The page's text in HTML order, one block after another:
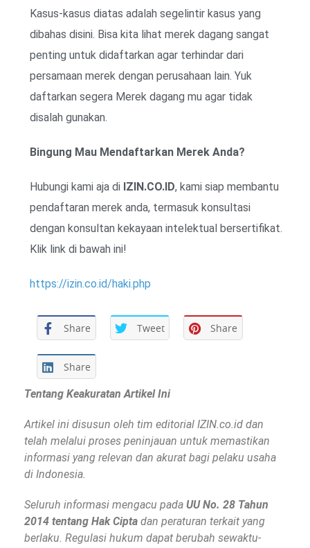
Kasus-kasus diatas adalah segelintir kasus yang
dibahas disini. Bisa kita lihat merek dagang sangat
penting untuk didaftarkan agar terhindar dari
persamaan merek dengan perusahaan lain. Yuk
daftarkan segera Merek dagang mu agar tidak
disalah gunakan.
Bingung Mau Mendaftarkan Merek Anda?
Hubungi kami aja di IZIN.CO.ID, kami siap membantu
pendaftaran merek anda, termasuk konsultasi
dengan konsultan kekayaan intelektual bersertifikat.
Klik link di bawah ini!
https://izin.co.id/haki.php
Share Tweet Share
Share
Tentang Keakuratan Artikel Ini
Artikel ini disusun oleh tim editorial IZIN.co.id dan
telah melalui proses peninjauan untuk memastikan
informasi yang relevan dan akurat bagi pelaku usaha
di Indonesia.
Seluruh informasi mengacu pada UU No. 28 Tahun
2014 tentang Hak Cipta dan peraturan terkait yang
berlaku. Regulasi hukum dapat berubah sewaktu-